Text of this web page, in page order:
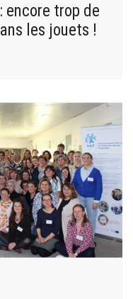
encore trop de
les jouets !